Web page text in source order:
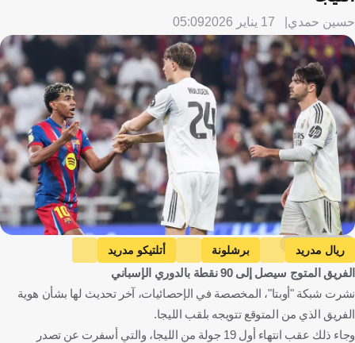
حسين حمدي 17 يناير 2026 05:09
Getty Images
ريال مدريد برشلونة
أتلتيكو مدريد
فياريال
الدوري الإسباني إسبانيا كرة قدم
الفريق المتوج سيصل إلى 90 نقطة بالدوري الإسباني
نشرت شبكة "أوبتا"، المخصصة في الإحصائيات، آخر تحديث لها بشأن هوية
الفريق الذي من المتوقع تتويجه بلقب الليجا.
وجاء ذلك عقب انتهاء أول 19 جولة من الليجا، والتي أسفرت عن تصدر